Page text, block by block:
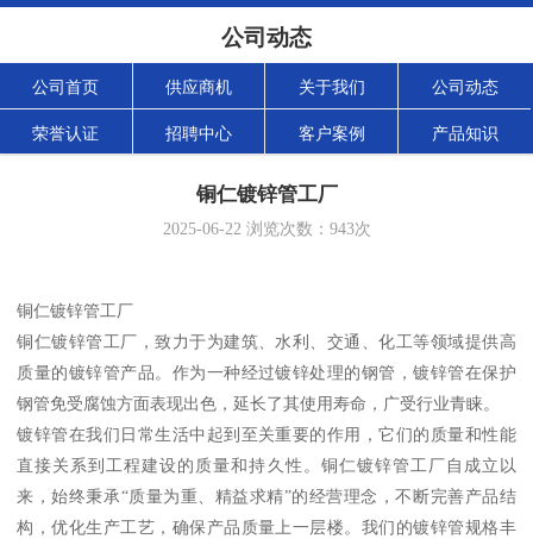
公司动态
公司首页 供应商机 关于我们 公司动态
荣誉认证 招聘中心 客户案例 产品知识
铜仁镀锌管工厂
2025-06-22浏览次数： 943次
铜仁镀锌管工厂
铜仁镀锌管工厂，致力于为建筑、水利、交通、化工等领域提供高
质量的镀锌管产品。作为一种经过镀锌处理的钢管，镀锌管在保护
钢管免受腐蚀方面表现出色，延长了其使用寿命，广受行业青睐。
镀锌管在我们日常生活中起到至关重要的作用，它们的质量和性能
直接关系到工程建设的质量和持久性。铜仁镀锌管工厂自成立以
来，始终秉承“质量为重、精益求精”的经营理念，不断完善产品结
构，优化生产工艺，确保产品质量上一层楼。我们的镀锌管规格丰